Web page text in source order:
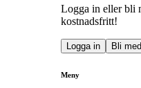
Logga in eller bli
kostnadsfritt!
Logga in Bli
Meny